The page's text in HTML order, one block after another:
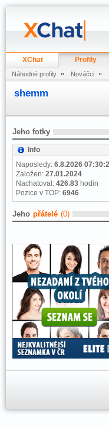
XChat Profily
Náhodné profily Nováčci
shemm
Jeho fotky
Info
Naposledy: 6.8.2026
Založen: 27.01.2024
Nachatoval: 426.83 hodin
Pozice v TOP: 6946
Jeho přátelé (0)